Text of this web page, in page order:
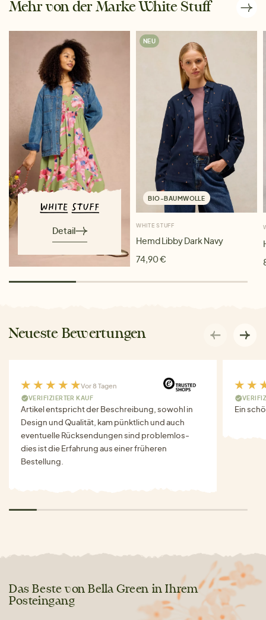
Mehr von der Marke White Stuff
Detail
NEU
BIO-BAUMWOLLE
WHITE STUFF
Hemd Libby Dark Navy
74,90 €
Neueste Bewertungen
Vor 8 Tagen
VERIFIZIERTER KAUF
Artikel entspricht der Beschreibung, sowohl in
Design und Qualität, kam pünktlich und auch
eventuelle Rücksendungen sind problemlos-
dies ist die Erfahrung aus einer früheren
Bestellung.
Ein
Das Beste von Bella Green in Ihrem
Posteingang